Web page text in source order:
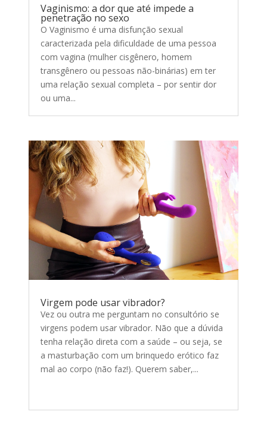
Vaginismo: a dor que até impede a
penetração no sexo
O Vaginismo é uma disfunção sexual
caracterizada pela dificuldade de uma pessoa
com vagina (mulher cisgênero, homem
transgênero ou pessoas não-binárias) em ter
uma relação sexual completa – por sentir dor
ou uma...
Virgem pode usar vibrador?
Vez ou outra me perguntam no consultório se
virgens podem usar vibrador. Não que a dúvida
tenha relação direta com a saúde – ou seja, se
a masturbação com um brinquedo erótico faz
mal ao corpo (não faz!). Querem saber,...